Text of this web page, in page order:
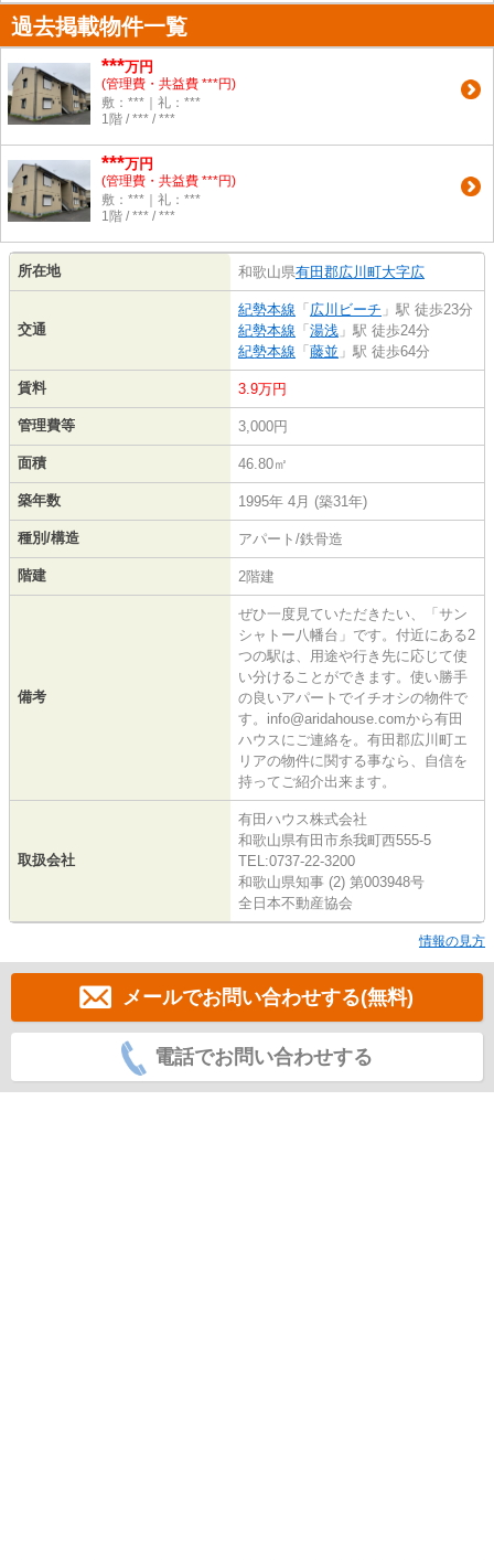
過去掲載物件一覧
***万円
(管理費・共益費 ***円)
敷：***｜礼：***
1階 / *** / ***
***万円
(管理費・共益費 ***円)
敷：***｜礼：***
1階 / *** / ***
所在地 和歌山県有田郡広川町大字広
交通
紀勢本線 「 広川ビーチ 」駅 徒歩23分
紀勢本線 「 湯浅 」駅 徒歩24分
紀勢本線 「 藤並 」駅 徒歩64分
賃料 3.9万円
管理費等 3,000円
面積 46.80㎡
築年数 1995年 4月 (築31年)
種別/構造 アパート/鉄骨造
階建 2階建
備考
ぜひ一度見ていただきたい、「サン
シャトー八幡台」です。付近にある2
つの駅は、用途や行き先に応じて使
い分けることができます。使い勝手
の良いアパートでイチオシの物件で
す。info@aridahouse.comから有田
ハウスにご連絡を。有田郡広川町エ
リアの物件に関する事なら、自信を
持ってご紹介出来ます。
取扱会社
有田ハウス株式会社
和歌山県有田市糸我町西555-5
TEL:0737-22-3200
和歌山県知事 (2) 第003948号
全日本不動産協会
情報の見方
メールでお問い合わせする(無料)
電話でお問い合わせする